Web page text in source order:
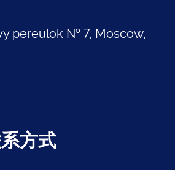
pereulok № 7, Moscow,
方式